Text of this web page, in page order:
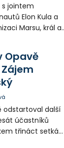
s jointem
Elon Kula a
Marsu, král a
Kula.
Opavě
odstartoval další
účastníků
třináct setkání